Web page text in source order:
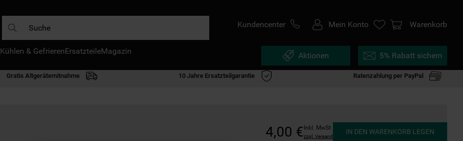
Kundencenter Mein Konto Warenkorb
Kühlen & GefrierenErsatzteileMagazin Aktionen 5% Rabatt sichern
Gratis Altgerätemitnahme 10 Jahre Ersatzteilgarantie Ratenzahlung per PayPal
4,00 € Inkl. MwSt
zzgl. Versand
IN DEN WARENKORB LEGEN
DIE HÄUFIGSTEN SUCHANFRAGEN